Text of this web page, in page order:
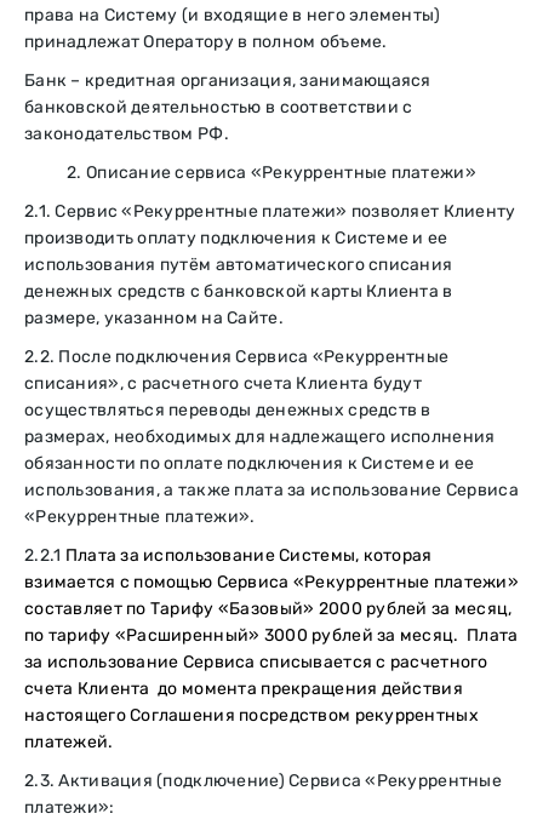
права на Систему (и входящие в него элементы)
принадлежат Оператору в полном объеме.
Банк – кредитная организация, занимающаяся
банковской деятельностью в соответствии с
законодательством РФ.
2. Описание сервиса «Рекуррентные платежи»
2.1. Сервис «Рекуррентные платежи» позволяет Клиенту
производить оплату подключения к Системе и ее
использования путём автоматического списания
денежных средств с банковской карты Клиента в
размере, указанном на Сайте.
2.2. После подключения Сервиса «Рекуррентные
списания», с расчетного счета Клиента будут
осуществляться переводы денежных средств в
размерах, необходимых для надлежащего исполнения
обязанности по оплате подключения к Системе и ее
использования, а также плата за использование Сервиса
«Рекуррентные платежи».
2.2.1 Плата за использование Системы, которая
взимается с помощью Сервиса «Рекуррентные платежи»
составляет по Тарифу «Базовый» 2000 рублей за месяц,
по тарифу «Расширенный» 3000 рублей за месяц. Плата
за использование Сервиса списывается с расчетного
счета Клиента до момента прекращения действия
настоящего Соглашения посредством рекуррентных
платежей.
2.3. Активация (подключение) Сервиса «Рекуррентные
платежи»: